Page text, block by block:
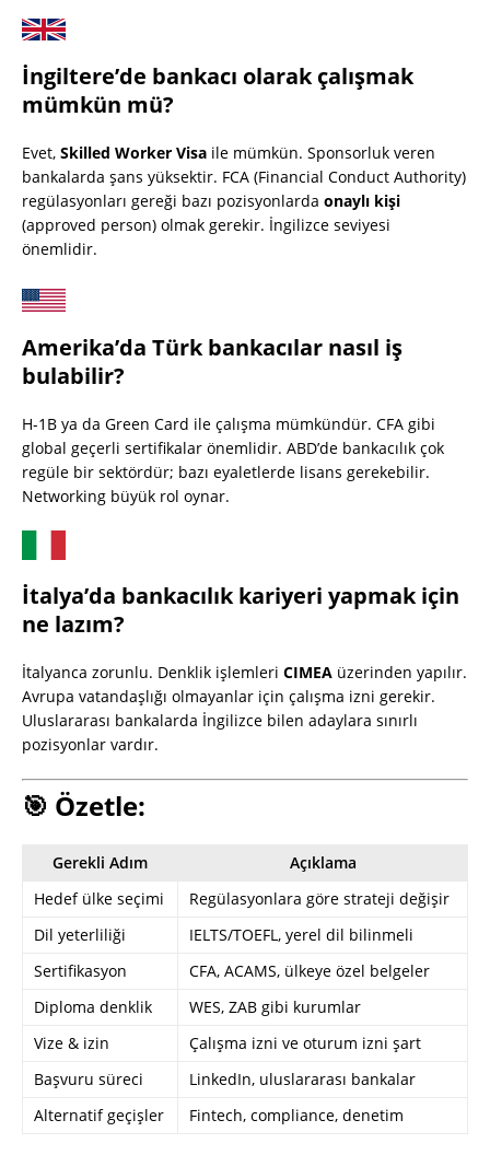
İngiltere’de bankacı olarak çalışmak
mümkün mü?
Evet, Skilled Worker Visa ile mümkün. Sponsorluk veren
bankalarda şans yüksektir. FCA (Financial Conduct Authority)
regülasyonları gereği bazı pozisyonlarda onaylı kişi
(approved person) olmak gerekir. İngilizce seviyesi
önemlidir.
Amerika’da Türk bankacılar nasıl iş
bulabilir?
H-1B ya da Green Card ile çalışma mümkündür. CFA gibi
global geçerli sertifikalar önemlidir. ABD’de bankacılık çok
regüle bir sektördür; bazı eyaletlerde lisans gerekebilir.
Networking büyük rol oynar.
İtalya’da bankacılık kariyeri yapmak için
ne lazım?
İtalyanca zorunlu. Denklik işlemleri CIMEA üzerinden yapılır.
Avrupa vatandaşlığı olmayanlar için çalışma izni gerekir.
Uluslararası bankalarda İngilizce bilen adaylara sınırlı
pozisyonlar vardır.
🎯 Özetle:
Gerekli Adım
Açıklama
Hedef ülke seçimi
Regülasyonlara göre strateji değişir
Dil yeterliliği
IELTS/TOEFL, yerel dil bilinmeli
Sertifikasyon
CFA, ACAMS, ülkeye özel belgeler
Diploma denklik
WES, ZAB gibi kurumlar
Vize & izin
Çalışma izni ve oturum izni şart
Başvuru süreci
LinkedIn, uluslararası bankalar
Alternatif geçişler
Fintech, compliance, denetim